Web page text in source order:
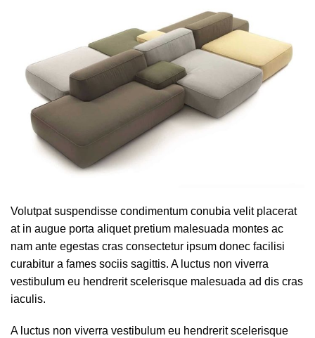
Volutpat suspendisse condimentum conubia velit placerat
at in augue porta aliquet pretium malesuada montes ac
nam ante egestas cras consectetur ipsum donec facilisi
curabitur a fames sociis sagittis. A luctus non viverra
vestibulum eu hendrerit scelerisque malesuada ad dis cras
iaculis.
A luctus non viverra vestibulum eu hendrerit scelerisque